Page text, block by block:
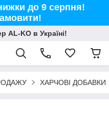
до 9 серпня!
AL-KO в Україні!
ХАРЧОВІ ДОБАВКИ